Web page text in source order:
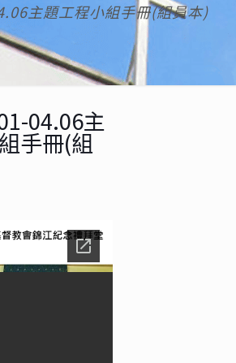
主題工程小組手冊(組員本)
04.06主
手冊(組